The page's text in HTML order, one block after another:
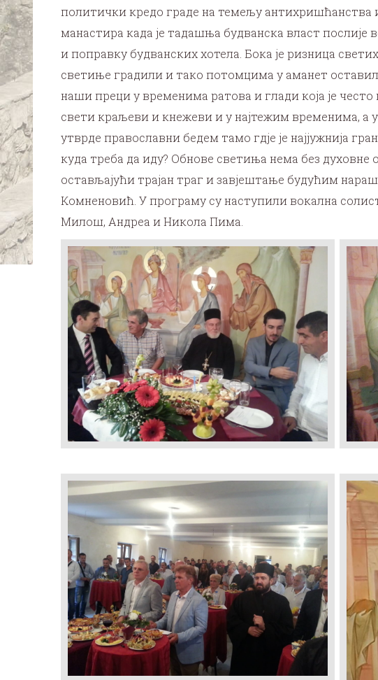
политички кредо граде на темељу антихришћанства
манастира када је тадашња будванска власт послије
и поправку будванских хотела. Бока је ризница
светиње градили и тако потомцима у аманет
наши преци у временима ратова и глади која је
свети краљеви и кнежеви и у најтежим временима, а
утврде православни бедем тамо гдје је најјужнија
куда треба да иду? Обнове светиња нема без
остављајући трајан траг и завјештање будућим
Комненовић. У програму су наступили вокална
Милош, Андреа и Никола Пима.